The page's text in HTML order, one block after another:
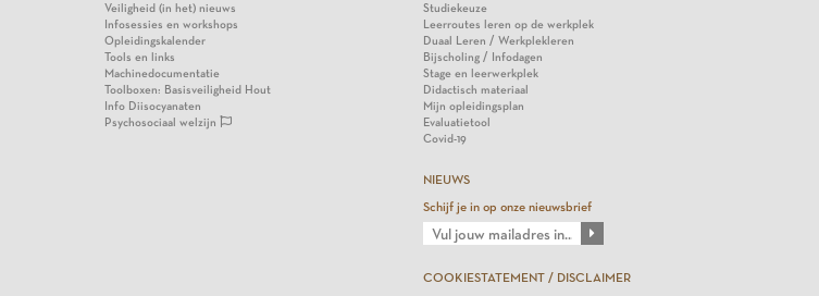
Veiligheid (in het) nieuws
Infosessies en workshops
Opleidingskalender
Tools en links
Machinedocumentatie
Toolboxen: Basisveiligheid Hout
Info Diisocyanaten
Psychosociaal welzijn
Studiekeuze
Leerroutes leren op de werkplek
Duaal Leren / Werkplekleren
Bijscholing / Infodagen
Stage en leerwerkplek
Didactisch materiaal
Mijn opleidingsplan
Evaluatietool
Covid-19
NIEUWS
Schijf je in op onze nieuwsbrief
COOKIESTATEMENT / DISCLAIMER